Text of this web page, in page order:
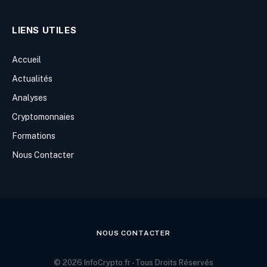
LIENS UTILES
Accueil
Actualités
Analyses
Cryptomonnaies
Formations
Nous Contacter
NOUS CONTACTER
© 2026 InfoCrypto.fr - Tous Droits Réservés